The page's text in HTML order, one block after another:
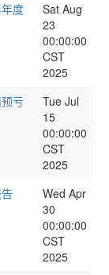
度
Sat Aug
23
00:00:00
CST
2025
亏
Tue Jul
15
00:00:00
CST
2025
Wed Apr
30
00:00:00
CST
2025